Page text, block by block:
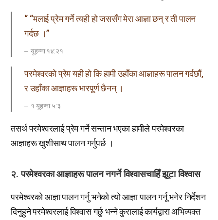
“ “मलाई प्रेम गर्ने त्यही हो जससँग मेरा आज्ञा छन् र ती पालन
गर्दछ ।”
यूहन्ना १४:२१
परमेश्वरको प्रेम यही हो कि हामी उहाँका आज्ञाहरू पालन गर्दछौं,
र उहाँका आज्ञाहरू भारपूर्ण छैनन् ।
१ यूहन्ना ५:३
तसर्थ परमेश्वरलाई प्रेम गर्ने सन्तान भएका हामीले परमेश्वरका
आज्ञाहरू खुशीसाथ पालन गर्नुपर्छ ।
२. परमेश्वरका आज्ञाहरू पालन नगर्ने विश्वासचाहिँ झूटा विश्वास
परमेश्वरको आज्ञा पालन गर्नु भनेको त्यो आज्ञा पालन गर्नू भनेर निर्देशन
दिनुहुने परमेश्वरलाई विश्वास गर्छु भन्ने कुरालाई कार्यद्वारा अभिव्यक्त